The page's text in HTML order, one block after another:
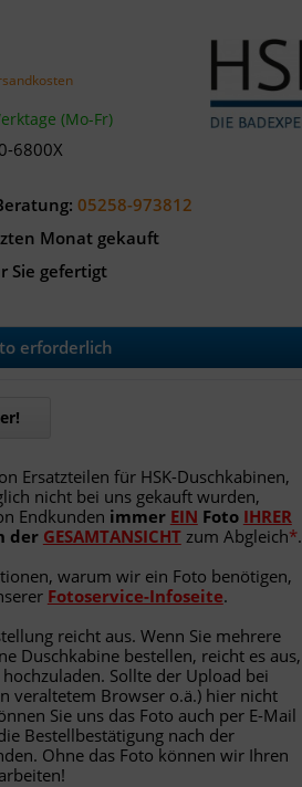
(Mo-Fr)
6800X
05258-973812
Monat gekauft
Sie gefertigt
erforderlich
Ersatzteilen für HSK-Duschkabinen,
nicht bei uns gekauft wurden,
Endkunden immer EIN Foto IHRER
der GESAMTANSICHTzum Abgleich*.
warum wir ein Foto benötigen,
Fotoservice-Infoseite.
reicht aus. Wenn Sie mehrere
Duschkabine bestellen, reicht es aus,
Sollte der Upload bei
veraltetem Browser o.ä.) hier nicht
Sie uns das Foto auch per E-Mail
Bestellbestätigung nach der
Ohne das Foto können wir Ihren